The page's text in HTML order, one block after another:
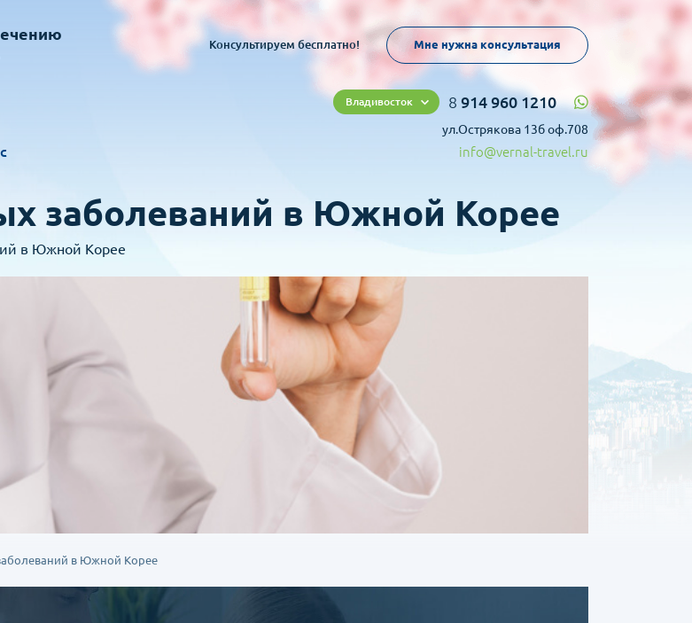
Консультируем бесплатно! Мне нужна консультация
Владивосток 8 914 960 1210
ул.Острякова 13б оф.708
info@vernal-travel.ru
заболеваний в Южной Корее
в Южной Корее
в Южной Корее